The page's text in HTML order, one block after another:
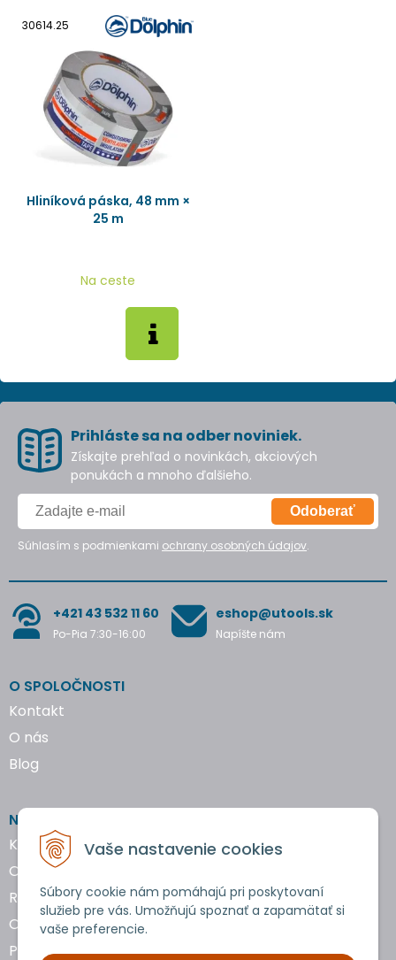
Vaše nastavenie cookies
Súbory cookie nám pomáhajú pri poskytovaní
služieb pre vás. Umožňujú spoznať a zapamätať si
vaše preferencie.
30614.25
Hliníková páska, 48 mm ×
25 m
Na ceste
Prihláste sa na odber noviniek.
Získajte prehľad o novinkách, akciových
ponukách a mnoho ďalšieho.
Odoberať
Súhlasím s podmienkami ochrany osobných údajov.
+421 43 532 11 60
Po-Pia 7:30-16:00
eshop@utools.sk
Napíšte nám
O SPOLOČNOSTI
Kontakt
O nás
Blog
NAKUPOVANIE
Katalógy náradia
Obchodné podmienky
Reklamácie a vrátenie tovaru
Ochrana osobných údajov
Používanie cookies